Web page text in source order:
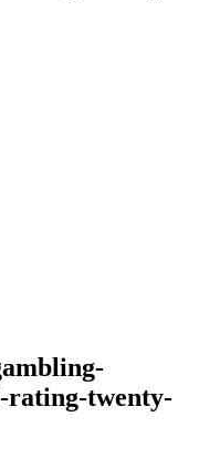
rating-twenty-